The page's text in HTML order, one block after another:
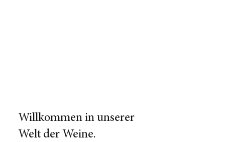
Willkommen in unserer
Welt der Weine.